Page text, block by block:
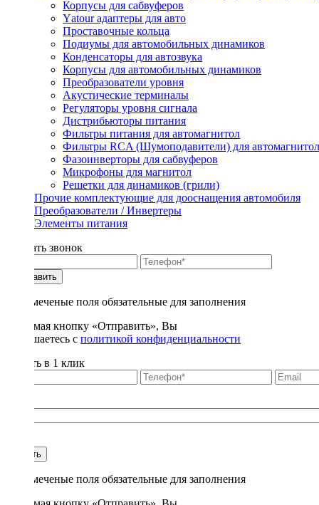
Корпусы для сабвуферов
Yаtour адаптеры для авто
Проставочные кольца
Подиумы для автомобильных динамиков
Конденсаторы для автозвука
Корпусы для автомобильных динамиков
Преобразователи уровня
Акустические терминалы
Регуляторы уровня сигнала
Дистрибьюторы питания
Фильтры питания для автомагнитол
Фильтры RCA (Шумоподавители) для автомагнитол
Фазоинверторы для сабвуферов
Микрофоны для магнитол
Решетки для динамиков (грили)
Прочие комплектующие для дооснащения автомобиля
Преобразователи / Инвертеры
Элементы питания
Заказать звонок
Отправить
* - отмеченые поля обязательные для заполнения
Нажимая кнопку «Отправить», Вы
соглашаетесь с политикой конфиденциальности
Купить в 1 клик
Купить
* - отмеченые поля обязательные для заполнения